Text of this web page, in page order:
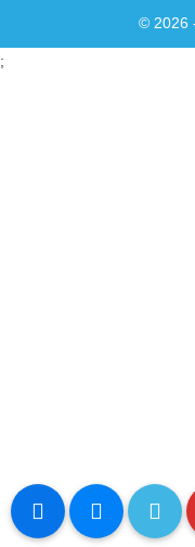
© 2026
;